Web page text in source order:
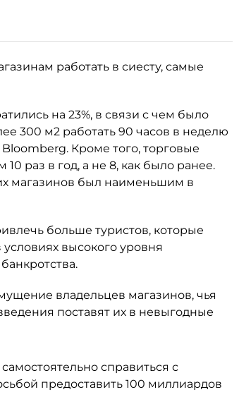
работать в сиесту, самые
на 23%, в связи с чем было
300 м2 работать 90 часов в неделю
Кроме того, торговые
раз в год, а не 8, как было ранее.
магазинов был наименьшим в
больше туристов, которые
высокого уровня
владельцев магазинов, чья
поставят их в невыгодные
справиться с
предоставить 100 миллиардов